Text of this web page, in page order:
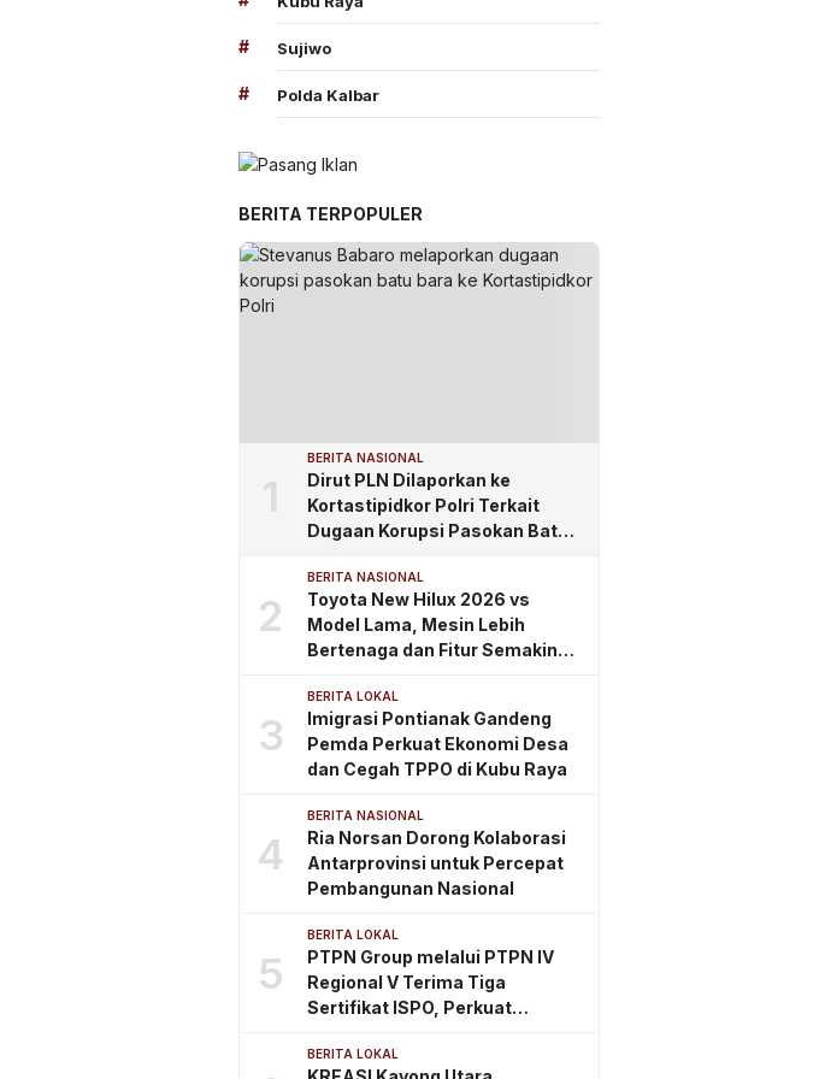
# Sujiwo
# Polda Kalbar
BERITA TERPOPULER
1
BERITA NASIONAL
Dirut PLN Dilaporkan ke
Kortastipidkor Polri Terkait
Dugaan Korupsi Pasokan Batu
2
BERITA NASIONAL
Toyota New Hilux 2026 vs
Model Lama, Mesin Lebih
Bertenaga dan Fitur Semakin
3
BERITA LOKAL
Imigrasi Pontianak Gandeng
Pemda Perkuat Ekonomi Desa
dan Cegah TPPO di Kubu Raya
4
BERITA NASIONAL
Ria Norsan Dorong Kolaborasi
Antarprovinsi untuk Percepat
Pembangunan Nasional
5
BERITA LOKAL
PTPN Group melalui PTPN IV
Regional V Terima Tiga
Sertifikat ISPO, Perkuat
Berkelanjutan di Kalimantan
BERITA LOKAL